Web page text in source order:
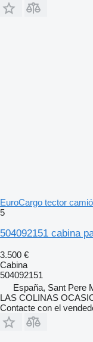
EuroCargo tector
5
504092151 cabina
3.500 €
Cabina
504092151
España, Sant Pere
LAS COLINAS
Contacte con el